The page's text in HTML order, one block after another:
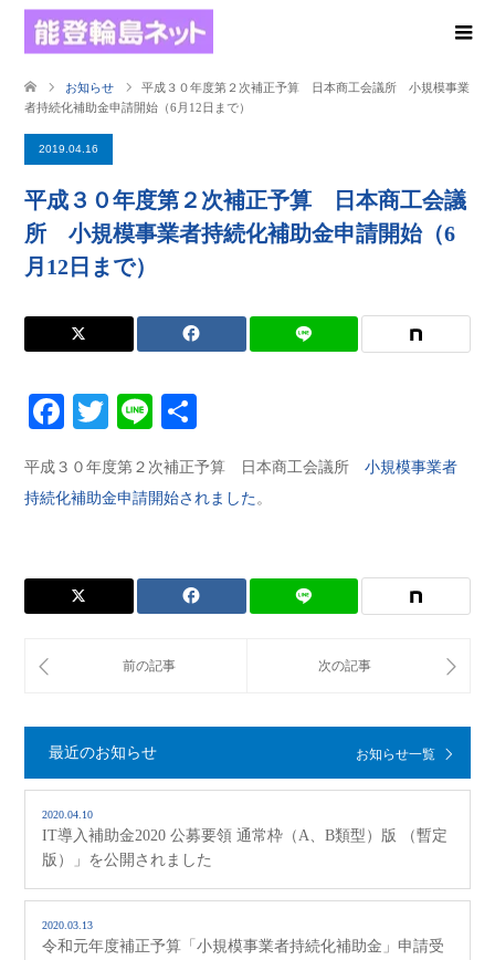
お知らせ
平成３０年度第２次補正予算 日本商工会議所 小規模事業
者持続化補助金申請開始（6月12日まで）
2019.04.16
平成３０年度第２次補正予算 日本商工会議
所 小規模事業者持続化補助金申請開始（6
月12日まで）
Facebook
Twitter
Line
平成３０年度第２次補正予算 日本商工会議所 小規模事業者
持続化補助金申請開始されました。
最近のお知らせ お知らせ一覧
2020.04.10
IT導入補助金2020 公募要領 通常枠（A、B類型）版 （暫定
版）」を公開されました
2020.03.13
令和元年度補正予算「小規模事業者持続化補助金」申請受